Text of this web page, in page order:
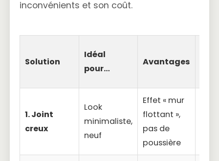
inconvénients et son coût.
Solution
Idéal
pour…
Avantages
1. Joint
creux
Look
minimaliste,
neuf
Effet « mur
flottant »,
pas de
poussière